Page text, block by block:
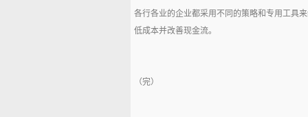
各行各业的企业都采用不同的策略和专用工具
低成本并改善现金流。
（完）